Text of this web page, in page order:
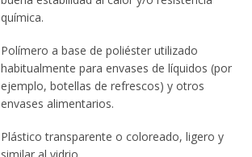
química.
Polímero a base de poliéster utilizado
habitualmente para envases de líquidos (por
ejemplo, botellas de refrescos) y otros
envases alimentarios.
Plástico transparente o coloreado, ligero y